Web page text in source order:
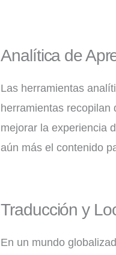
Analítica de
Las herramientas
herramientas recopilan
mejorar la experiencia
aún más el contenido
Traducción y
En un mundo